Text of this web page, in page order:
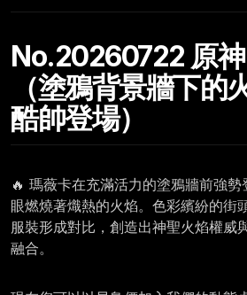
No.20260722 原
（塗鴉背景牆下的
酷帥登場）
🔥 瑪薇卡在充滿活力的塗鴉牆前強
眼燃燒著熾熱的火焰。色彩繽紛的街
服裝形成對比，創造出神聖火焰權威
融合。